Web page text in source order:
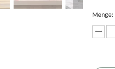
Trockenfrüchte-
Zellophan
kompostierbare
Menge: